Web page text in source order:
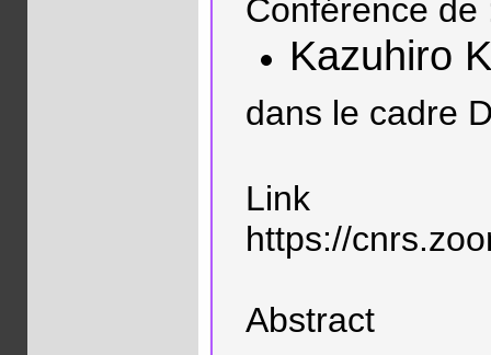
Conférence de
Kazuhiro
dans le cadre
Link
https://
Abstract